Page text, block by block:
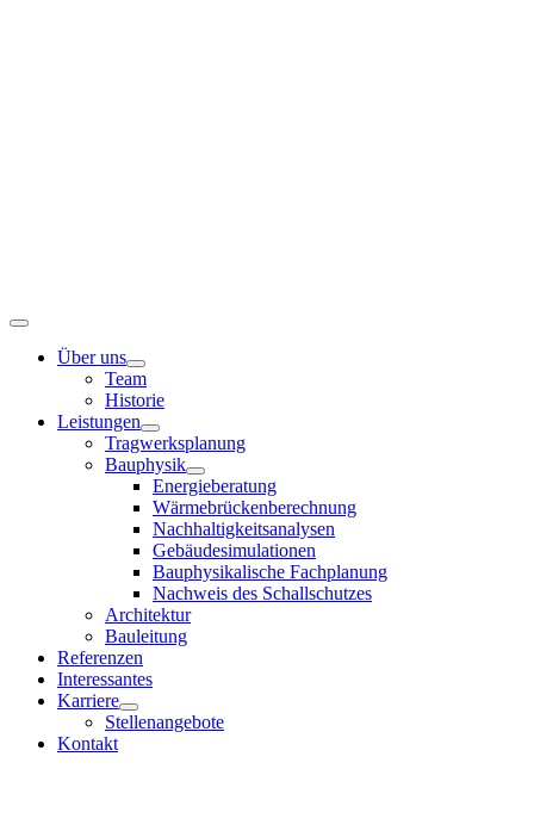
Toggle
NavigationÜber uns
Team
Historie
Leistungen
Tragwerksplanung
Bauphysik
Energieberatung
Wärmebrückenberechnung
Nachhaltigkeitsanalysen
Gebäudesimulationen
Bauphysikalische Fachplanung
Nachweis des Schallschutzes
Architektur
Bauleitung
Referenzen
Interessantes
Karriere
Stellenangebote
Kontakt